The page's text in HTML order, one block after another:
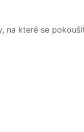
na které se